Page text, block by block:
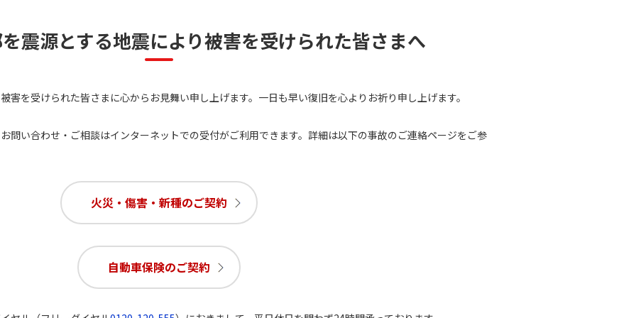
震源とする地震により被害を受けられた皆さまへ
害を受けられた皆さまに心からお見舞い申し上げます。一日も早い復旧を心よりお祈り申し上げます。
問い合わせ・ご相談はインターネットでの受付がご利用できます。詳細は以下の事故のご連絡ページをご参
火災・傷害・新種のご契約
自動車保険のご契約